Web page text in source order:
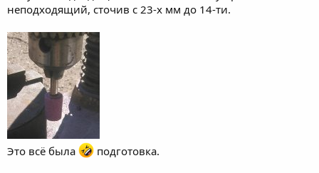
неподходящий, сточив с 23-х мм до 14-ти.
Это всё была подготовка.